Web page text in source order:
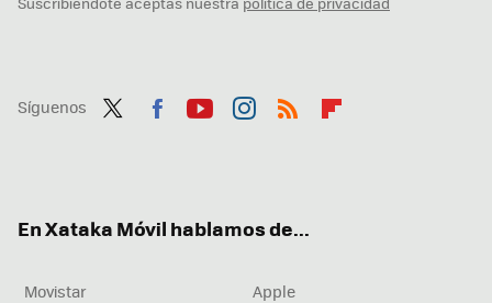
Síguenos
En Xataka Móvil hablamos de...
Movistar
Apple